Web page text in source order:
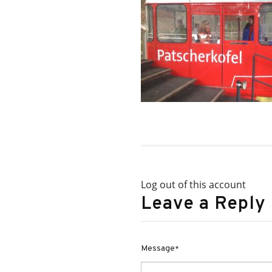
Log out of this account
Leave a Reply
Message*